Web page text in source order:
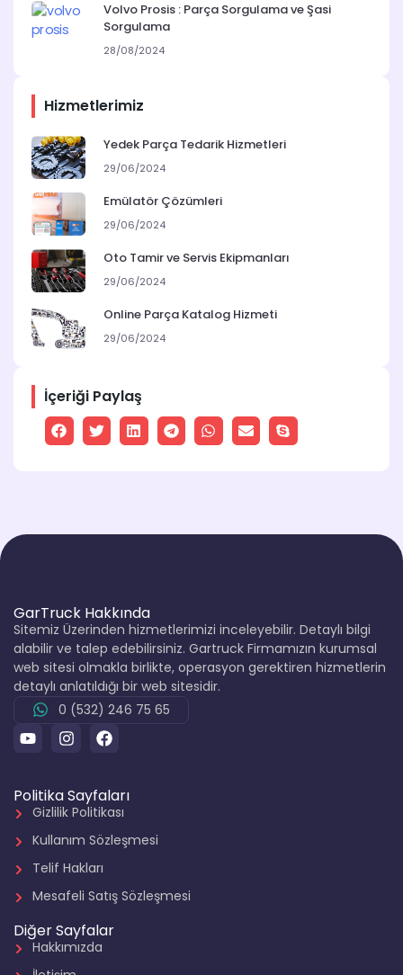
Volvo Prosis : Parça Sorgulama ve Şasi
Sorgulama
28/08/2024
Hizmetlerimiz
Yedek Parça Tedarik Hizmetleri
29/06/2024
Emülatör Çözümleri
29/06/2024
Oto Tamir ve Servis Ekipmanları
29/06/2024
Online Parça Katalog Hizmeti
29/06/2024
İçeriği Paylaş
GarTruck Hakkında
Sitemiz Üzerinden hizmetlerimizi inceleyebilir. Detaylı bilgi
alabilir ve talep edebilirsiniz. Gartruck Firmamızın kurumsal
web sitesi olmakla birlikte, operasyon gerektiren hizmetlerin
detaylı anlatıldığı bir web sitesidir.
0 (532) 246 75 65
Politika Sayfaları
Gizlilik Politikası
Kullanım Sözleşmesi
Telif Hakları
Mesafeli Satış Sözleşmesi
Diğer Sayfalar
Hakkımızda